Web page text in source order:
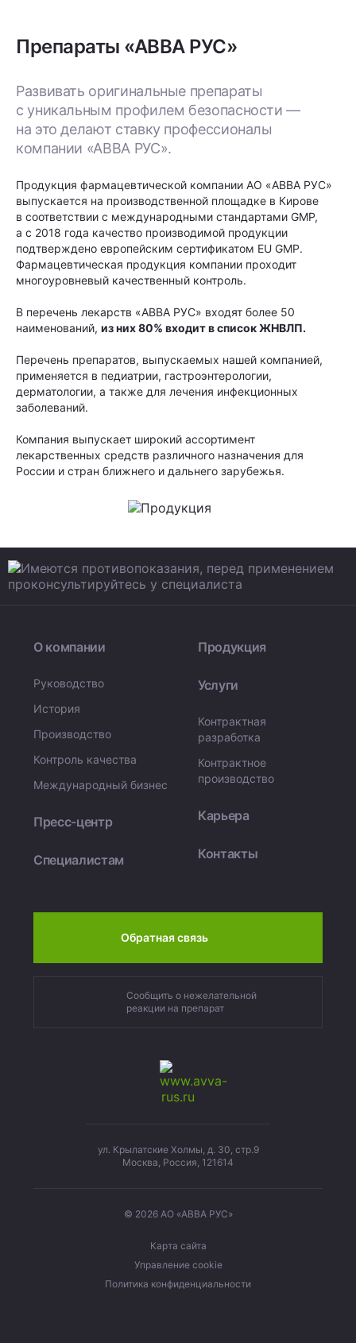
Препараты «АВВА РУС»
Развивать оригинальные препараты
с уникальным профилем безопасности —
на это делают ставку профессионалы
компании «АВВА РУС».
Продукция фармацевтической компании АО «АВВА РУС»
выпускается на производственной площадке в Кирове
в соответствии с международными стандартами GMP,
а с 2018 года качество производимой продукции
подтверждено европейским сертификатом EU GMP.
Фармацевтическая продукция компании проходит
многоуровневый качественный контроль.
В перечень лекарств «АВВА РУС» входят более 50
наименований, из них 80% входит в список ЖНВЛП.
Перечень препаратов, выпускаемых нашей компанией,
применяется в педиатрии, гастроэнтерологии,
дерматологии, а также для лечения инфекционных
заболеваний.
Компания выпускает широкий ассортимент
лекарственных средств различного назначения для
России и стран ближнего и дальнего зарубежья.
ул. Крылатские Холмы, д. 30, стр.9
Москва, Россия, 121614
О компании
Руководство
История
Производство
Контроль качества
Международный бизнес
Пресс-центр
Специалистам
Продукция
Услуги
Контрактная
разработка
Контрактное
производство
Карьера
Контакты
Обратная связь
Сообщить о нежелательной
реакции на препарат
© 2026 АО «АВВА РУС»
Карта сайта
Управление cookie
Политика конфиденциальности